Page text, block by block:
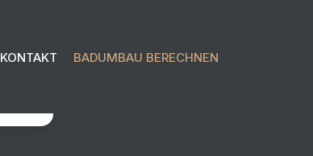
KONTAKT BADUMBAU BERECHNEN